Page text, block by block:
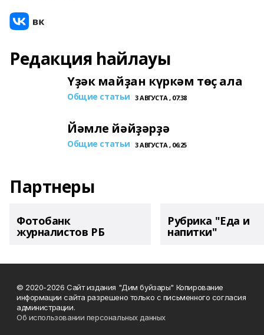
Редакция һайлауы
Үҙәк майҙан күркәм төҫ ала
Общие статьи 3 АВГУСТА , 07:38
Йәмле йәйҙәрҙә
Общие статьи 3 АВГУСТА , 06:25
Партнеры
Фотобанк
журналистов РБ
Рубрика "Еда и
напитки"
© 2020-2026 Сайт издания "Дим буйзары" Копирование
информации сайта разрешено только с письменного согласия
администрации.
Об использовании персональных данных